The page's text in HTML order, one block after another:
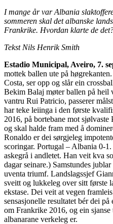
I mange år var Albania
sommeren skal det albanske
Frankrike. Hvordan klarte de
Tekst Nils Henrik Smith
Estadio Municipal, Aveiro, 7.
mottek ballen ute på
Costa, ser opp og slår ein
Bekim Balaj møter ballen på
vantru Rui Patricio, passerer
har teke leiinga i den første
2016, på bortebane mot
og skal halde fram med å
Ronaldo er dei sørgjeleg
scoringar. Portugal – Albania 0-
askegrå i andletet. Han veit kva
dagar seinare.) Samstundes
uventa triumf. Landslagssjef
sveitt og lukkeleg over sitt første
ekstase. Dei veit at vegen
sensasjonelle resultatet bér dei
om Frankrike 2016, og ein
albanarane verkeleg er.